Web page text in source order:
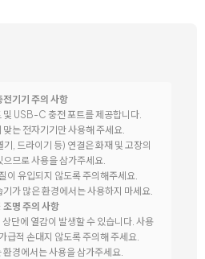
기기 주의 사항
USB-C 충전 포트를 제공합니다.
는 전자기기만 사용해 주세요.
, 드라이기 등) 연결은 화재 및 고장의
으므로 사용을 삼가주세요.
이 유입되지 않도록 주의해주세요.
가 많은 환경에서는 사용하지 마세요.
명 주의 사항
단에 열감이 발생할 수 있습니다. 사용
급적 손대지 않도록 주의해 주세요.
환경에서는 사용을 삼가주세요.